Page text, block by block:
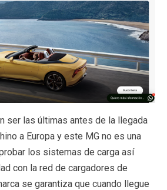
ser las últimas antes de la llegada
a Europa y este MG no es una
los sistemas de carga así
con la red de cargadores de
se garantiza que cuando llegue